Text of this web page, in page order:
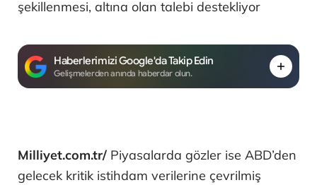
şekillenmesi, altına olan talebi destekliyor
Haberlerimizi Google'da Takip Edin
Gelişmelerden anında haberdar olun.
Milliyet.com.tr/ Piyasalarda gözler ise ABD’den
gelecek kritik istihdam verilerine çevrilmiş